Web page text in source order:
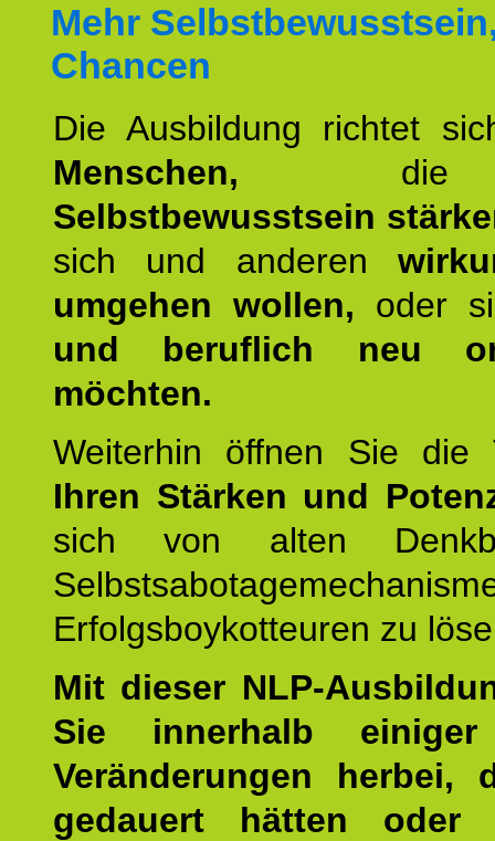
Mehr
Chancen
Die Ausbildung richtet
Menschen, die
Selbstbewusstsein
sich und anderen
umgehen wollen, oder
und beruflich neu
möchten.
Weiterhin öffnen Sie
Ihren Stärken und
sich von alten
Erfolgsboykotteuren zu
Mit dieser NLP-
Sie innerhalb einiger
Veränderungen herbei,
gedauert hätten oder